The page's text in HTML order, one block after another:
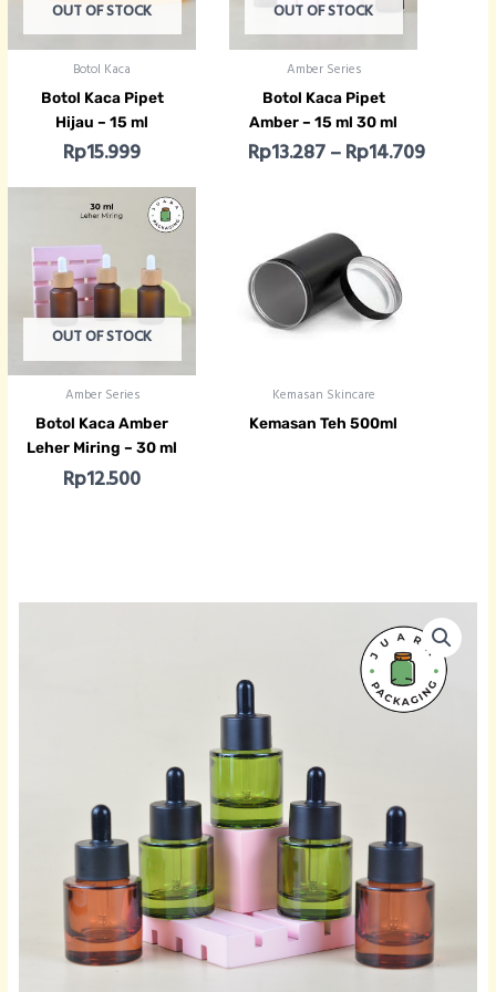
OUT OF STOCK
Botol Kaca
Botol Kaca Pipet
Hijau – 15 ml
Rp15.999
OUT OF STOCK
Amber Series
Botol Kaca Pipet
Amber – 15 ml 30 ml
Rp13.287–Rp14.709
OUT OF STOCK
Amber Series
Botol Kaca Amber
Leher Miring – 30 ml
Rp12.500
Kemasan Skincare
Kemasan Teh 500ml